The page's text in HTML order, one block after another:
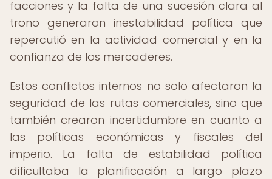
facciones y la falta de una sucesión clara al
trono generaron inestabilidad política que
repercutió en la actividad comercial y en la
confianza de los mercaderes.
Estos conflictos internos no solo afectaron la
seguridad de las rutas comerciales, sino que
también crearon incertidumbre en cuanto a
las políticas económicas y fiscales del
imperio. La falta de estabilidad política
dificultaba la planificación a largo plazo